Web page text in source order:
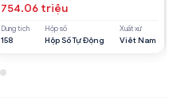
754.06 triệu
Dung tích
158
Hộp số
Hộp Số Tự Động
Xuất xứ
Viêt Nam